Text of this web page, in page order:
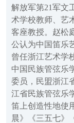
解放军第21军文
术学校教师、艺
客座教授。赵松
公认为中国笛乐
曾任浙江艺术学
中国民族管弦乐
委员，民盟浙江
江省民族管弦乐
笛上创造性地使
晨》《三五七》